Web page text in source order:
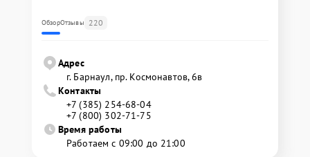
ОбзорОтзывы 220
Адрес
г. Барнаул, ​пр. Космонавтов, 6в
Контакты
+7 (385) 254-68-04
+7 (800) 302-71-75
Время работы
Работаем с 09:00 до 21:00